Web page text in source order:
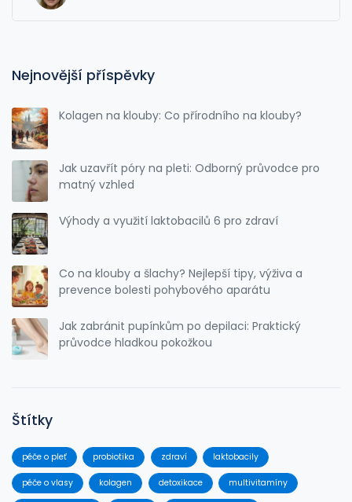
Nejnovější příspěvky
Kolagen na klouby: Co přírodního na klouby?
Jak uzavřít póry na pleti: Odborný průvodce pro
matný vzhled
Výhody a využití laktobacilů 6 pro zdraví
Co na klouby a šlachy? Nejlepší tipy, výživa a
prevence bolesti pohybového aparátu
Jak zabránit pupínkům po depilaci: Praktický
průvodce hladkou pokožkou
Štítky
péče o pleť probiotika zdraví laktobacily
péče o vlasy kolagen detoxikace multivitamíny